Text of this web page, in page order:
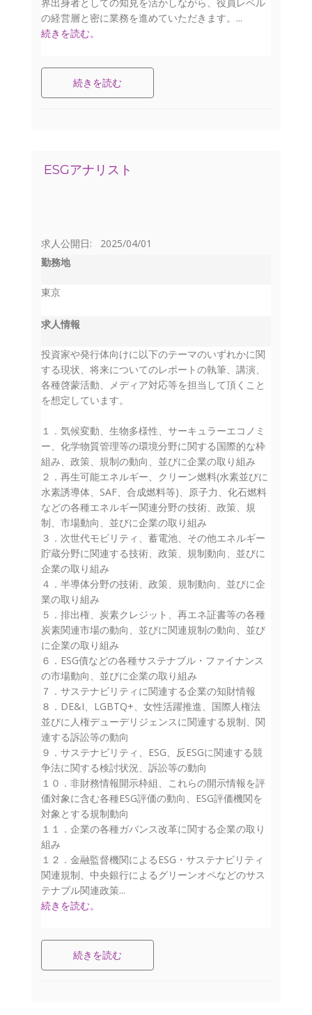
の経営層と密に業務を進めていただきます。...
続きを読む。
続きを読む
ESGアナリスト
求人公開日: 2025/04/01
勤務地
東京
求人情報
投資家や発行体向けに以下のテーマのいずれかに関
する現状、将来についてのレポートの執筆、講演、
各種啓蒙活動、メディア対応等を担当して頂くこと
を想定しています。
１．気候変動、生物多様性、サーキュラーエコノミ
ー、化学物質管理等の環境分野に関する国際的な枠
組み、政策、規制の動向、並びに企業の取り組み
２．再生可能エネルギー、クリーン燃料(水素並びに
水素誘導体、SAF、合成燃料等)、原子力、化石燃料
などの各種エネルギー関連分野の技術、政策、規
制、市場動向、並びに企業の取り組み
３．次世代モビリティ、蓄電池、その他エネルギー
貯蔵分野に関連する技術、政策、規制動向、並びに
企業の取り組み
４．半導体分野の技術、政策、規制動向、並びに企
業の取り組み
５．排出権、炭素クレジット、再エネ証書等の各種
炭素関連市場の動向、並びに関連規制の動向、並び
に企業の取り組み
６．ESG債などの各種サステナブル・ファイナンス
の市場動向、並びに企業の取り組み
７．サステナビリティに関連する企業の知財情報
８．DE&I、LGBTQ+、女性活躍推進、国際人権法
並びに人権デューデリジェンスに関連する規制、関
連する訴訟等の動向
９．サステナビリティ、ESG、反ESGに関連する競
争法に関する検討状況、訴訟等の動向
１０．非財務情報開示枠組、これらの開示情報を評
価対象に含む各種ESG評価の動向、ESG評価機関を
対象とする規制動向
１１．企業の各種ガバンス改革に関する企業の取り
組み
１２．金融監督機関によるESG・サステナビリティ
関連規制、中央銀行によるグリーンオペなどのサス
テナブル関連政策...
続きを読む。
続きを読む